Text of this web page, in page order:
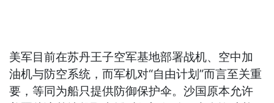
美军目前在苏丹王子空军基地部署战机、空中加
油机与防空系统，而军机对“自由计划”而言至关重
要，等同为船只提供防御保护伞。沙国原本允许